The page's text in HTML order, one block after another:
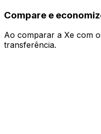
Compare e
Ao comparar a Xe com
transferência.